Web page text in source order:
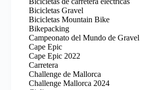
Bicicletas Gravel
Bicicletas Mountain Bike
Bikepacking
Campeonato del Mundo de Gravel
Cape Epic
Cape Epic 2022
Carretera
Challenge de Mallorca
Challenge Mallorca 2024